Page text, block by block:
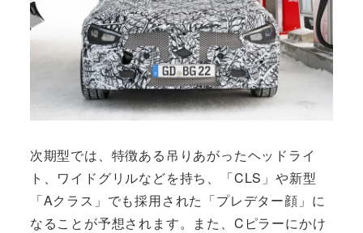
次期型では、特徴ある吊りあがったヘッドライ
ト、ワイドグリルなどを持ち、「CLS」や新型
「Aクラス」でも採用された「プレデター顔」に
なることが予想されます。また、Cピラーにかけ